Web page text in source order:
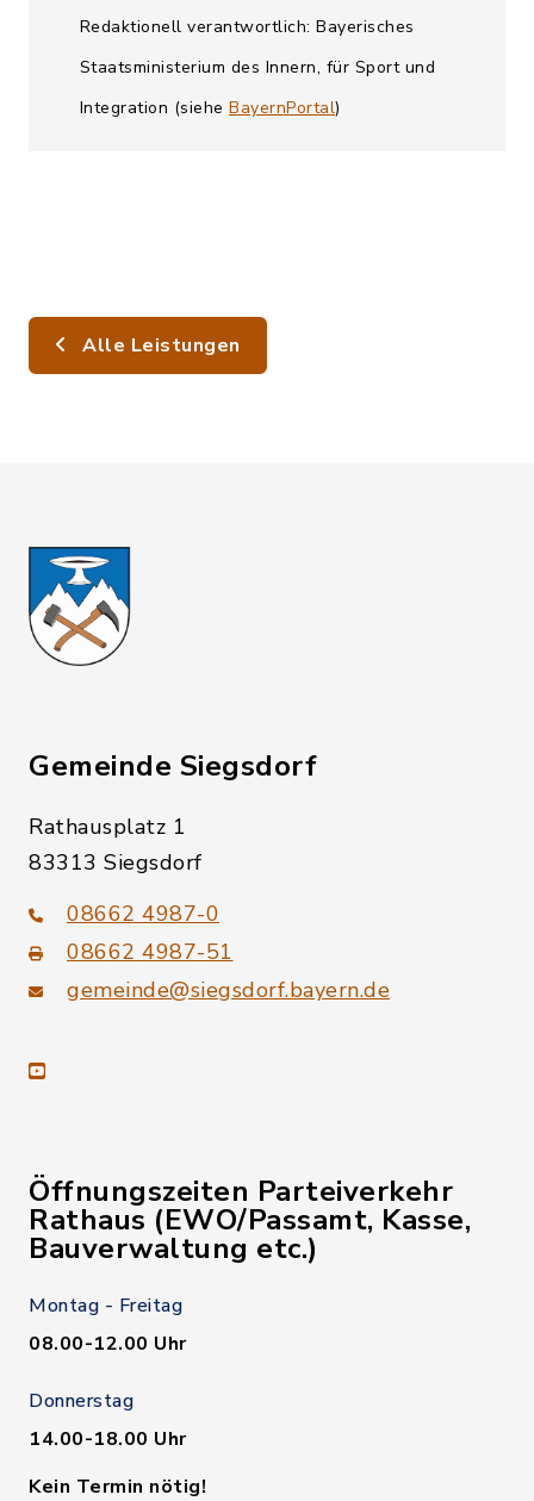
Redaktionell verantwortlich: Bayerisches
Staatsministerium des Innern, für Sport und
Integration (siehe BayernPortal)
Alle Leistungen
Gemeinde Siegsdorf
Rathausplatz 1
83313 Siegsdorf
08662 4987-0
08662 4987-51
gemeinde@siegsdorf.bayern.de
youtube
Öffnungszeiten Parteiverkehr
Rathaus (EWO/Passamt, Kasse,
Bauverwaltung etc.)
Montag - Freitag
08.00-12.00 Uhr
Donnerstag
14.00-18.00 Uhr
Kein Termin nötig!